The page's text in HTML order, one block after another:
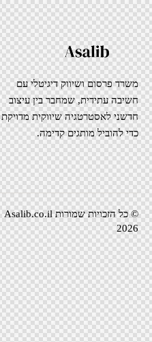
משרד פרסום ושיווק דיגיטלי עם
חשיבה עתידית, שמחבר בין עיצוב
חדשני לאסטרטגיה שיווקית מדויקת
כדי להוביל מותגים קדימה.
© כל הזכויות שמורות Asalib.co.il
2026